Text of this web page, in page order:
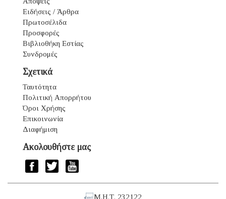
Ειδήσεις / Άρθρα
Πρωτοσέλιδα
Προσφορές
Βιβλιοθήκη Εστίας
Συνδρομές
Σχετικά
Ταυτότητα
Πολιτική Απορρήτου
Όροι Χρήσης
Επικοινωνία
Διαφήμιση
Ακολουθήστε μας
Μ.Η.Τ. 232122